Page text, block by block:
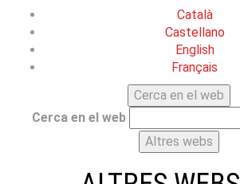
Català
Castellano
English
Français
Cerca en el web
Cerca en el web
Altres webs